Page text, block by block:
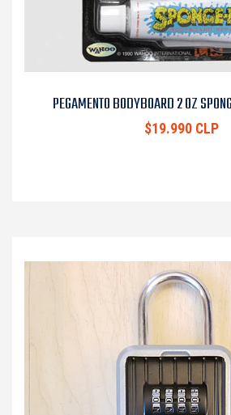
PEGAMENTO BODYBOARD 2 OZ
$19.990 CLP